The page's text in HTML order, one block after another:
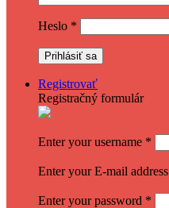
Heslo *
Registrovať
Registračný formulár
Enter your username *
Enter your E-mail address
Enter your password *